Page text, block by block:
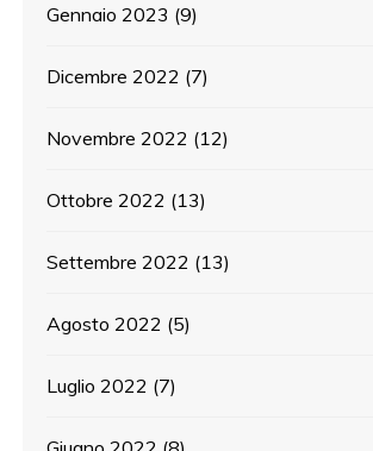
Gennaio 2023 (9)
Dicembre 2022 (7)
Novembre 2022 (12)
Ottobre 2022 (13)
Settembre 2022 (13)
Agosto 2022 (5)
Luglio 2022 (7)